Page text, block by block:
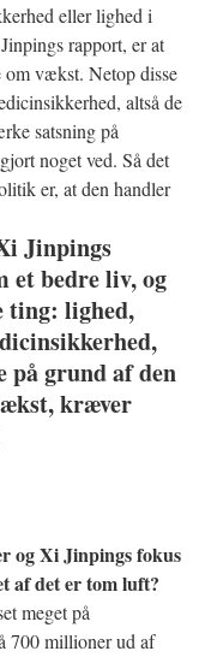
eller lighed i
rapport, er at
om vækst. Netop disse
altså de
satsning på
noget ved. Så det
er, at den handler
Jinpings
et bedre liv, og
ting: lighed,
på grund af den
kræver
og Xi Jinpings fokus
af det er tom luft?
meget på
700 millioner ud af